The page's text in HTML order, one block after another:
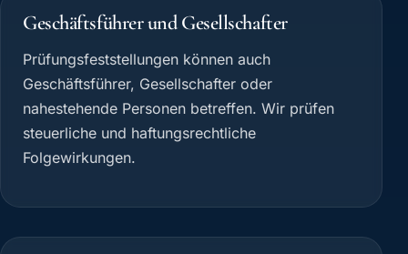
Geschäftsführer und Gesellschafter
Prüfungsfeststellungen können auch
Geschäftsführer, Gesellschafter oder
nahestehende Personen betreffen. Wir prüfen
steuerliche und haftungsrechtliche
Folgewirkungen.